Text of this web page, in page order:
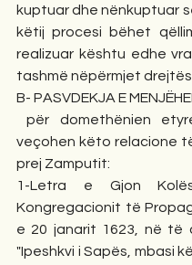
kuptuar dhe nënkuptuar
këtij procesi bëhet
realizuar kështu edhe
tashmë nëpërmjet
B- PASVDEKJA E
për domethënien
veçohen këto relacione
prej Zamputit:
1-Letra e Gjon
Kongregacionit të
e 20 janarit 1623, në të
"Ipeshkvi i Sapës, mbasi